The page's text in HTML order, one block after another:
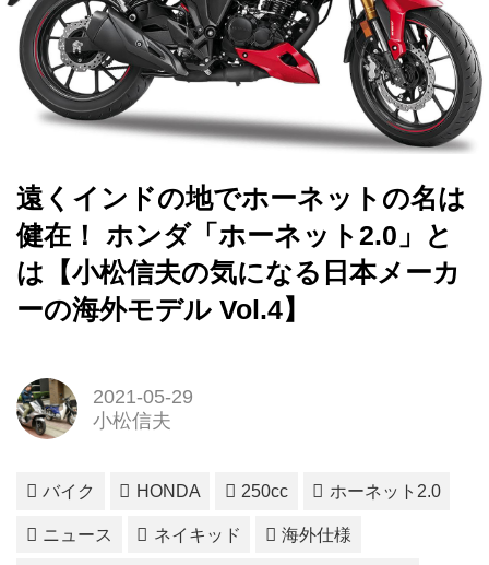
遠くインドの地でホーネットの名は
健在！ ホンダ「ホーネット2.0」と
は【小松信夫の気になる日本メーカ
ーの海外モデル Vol.4】
2021-05-29
小松信夫
バイク HONDA 250cc ホーネット2.0
ニュース ネイキッド 海外仕様